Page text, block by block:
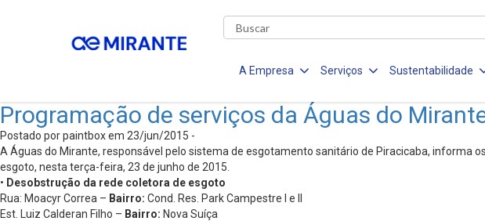
A Empresa Serviços Sustentabilidade
Programação de serviços da Águas do
Postado por paintbox em 23/jun/2015 -
A Águas do Mirante, responsável pelo sistema de esgotamento sanitário de Piracicaba, informa
esgoto, nesta terça-feira, 23 de junho de 2015.
• Desobstrução da rede coletora de esgoto
Rua: Moacyr Correa – Bairro: Cond. Res. Park Campestre I e II
Est. Luiz Calderan Filho – Bairro: Nova Suíça